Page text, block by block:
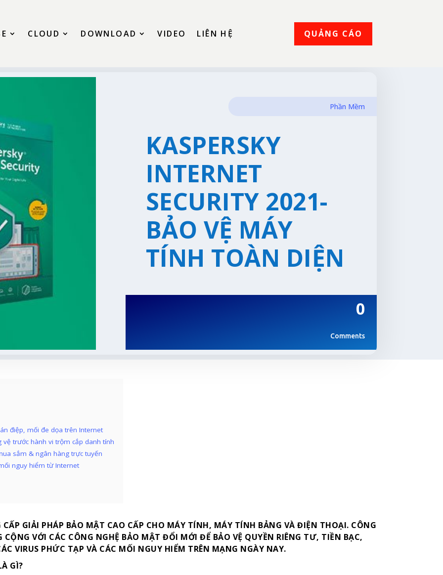
CLOUD DOWNLOAD VIDEO LIÊN HỆ QUẢNG CÁO
Phần Mềm
KASPERSKY
INTERNET
SECURITY 2021-
BẢO VỆ MÁY
TÍNH TOÀN DIỆN
0
Comments
điệp, mối đe dọa trên Internet
trước hành vi trộm cắp danh tính
sắm & ngân hàng trực tuyến
nguy hiểm từ Internet
CẤP GIẢI PHÁP BẢO MẬT CAO CẤP CHO MÁY TÍNH, MÁY TÍNH BẢNG VÀ ĐIỆN THOẠI. CÔNG
CỘNG VỚI CÁC CÔNG NGHỆ BẢO MẬT ĐỔI MỚI ĐỂ BẢO VỆ QUYỀN RIÊNG TƯ, TIỀN BẠC,
VIRUS PHỨC TẠP VÀ CÁC MỐI NGUY HIỂM TRÊN MẠNG NGÀY NAY.
GÌ?